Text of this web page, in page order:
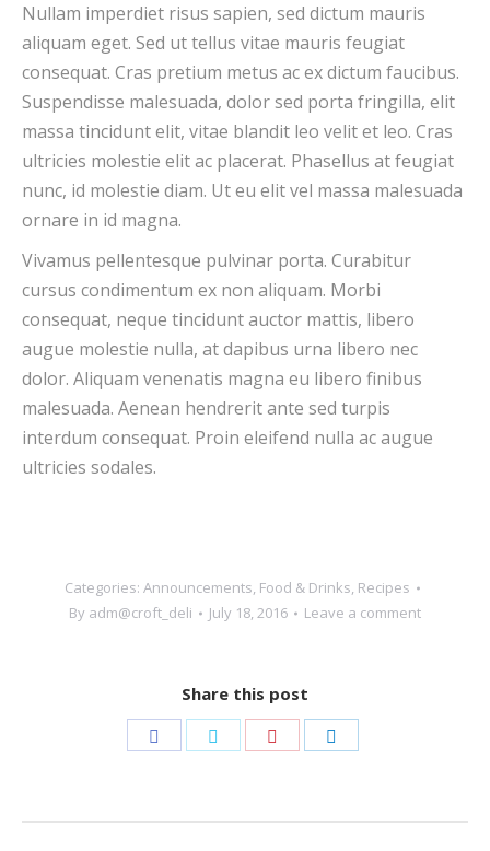
Nullam imperdiet risus sapien, sed dictum mauris
aliquam eget. Sed ut tellus vitae mauris feugiat
consequat. Cras pretium metus ac ex dictum faucibus.
Suspendisse malesuada, dolor sed porta fringilla, elit
massa tincidunt elit, vitae blandit leo velit et leo. Cras
ultricies molestie elit ac placerat. Phasellus at feugiat
nunc, id molestie diam. Ut eu elit vel massa malesuada
ornare in id magna.
Vivamus pellentesque pulvinar porta. Curabitur
cursus condimentum ex non aliquam. Morbi
consequat, neque tincidunt auctor mattis, libero
augue molestie nulla, at dapibus urna libero nec
dolor. Aliquam venenatis magna eu libero finibus
malesuada. Aenean hendrerit ante sed turpis
interdum consequat. Proin eleifend nulla ac augue
ultricies sodales.
Categories: Announcements, Food & Drinks, Recipes
By adm@croft_deli July 18, 2016 Leave a comment
Share this post